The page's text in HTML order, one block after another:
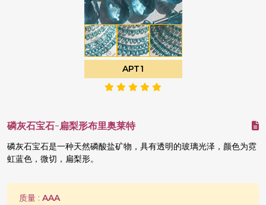
APT1
磷灰石宝石-扁梨形布里奥莱特
磷灰石宝石是一种天然磷酸盐矿物，具有透明的玻璃光泽，颜色为霓
虹蓝色，微切，扁梨形。
质量 : AAA